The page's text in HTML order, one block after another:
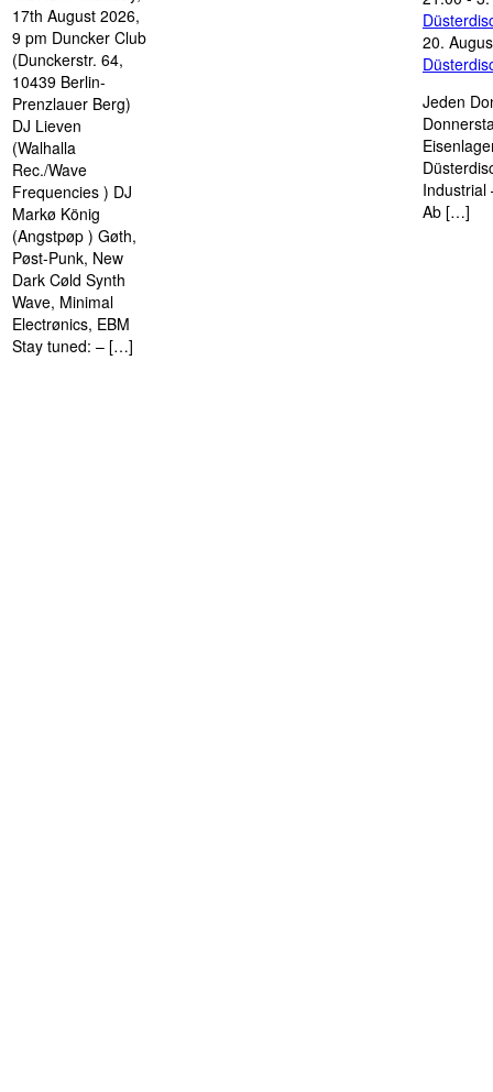
17th August 2026,
9 pm Duncker Club
(Dunckerstr. 64,
10439 Berlin-
Prenzlauer Berg)
DJ Lieven
(Walhalla
Rec./Wave
Frequencies ) DJ
Markø König
(Angstpøp ) Gøth,
Pøst-Punk, New
Dark Cøld Synth
Wave, Minimal
Electrønics, EBM
Stay tuned: – […]
20.
Jeden
Industrial
Ab […]